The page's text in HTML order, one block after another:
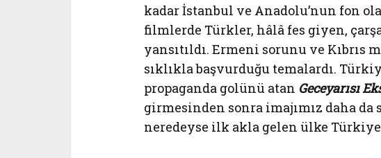
kadar İstanbul ve Anadolu’nun fon
filmlerde Türkler, hâlâ fes giyen,
yansıtıldı. Ermeni sorunu ve Kıbrıs
sıklıkla başvurduğu temalardı.
propaganda golünü atan Geceyarısı
girmesinden sonra imajımız daha
neredeyse ilk akla gelen ülke